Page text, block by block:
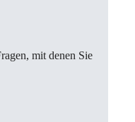
mit denen Sie